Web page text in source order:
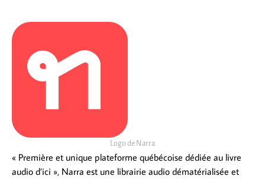
Logo de Narra
« Première et unique plateforme québécoise dédiée au livre
audio d’ici », Narra est une librairie audio dématérialisée et